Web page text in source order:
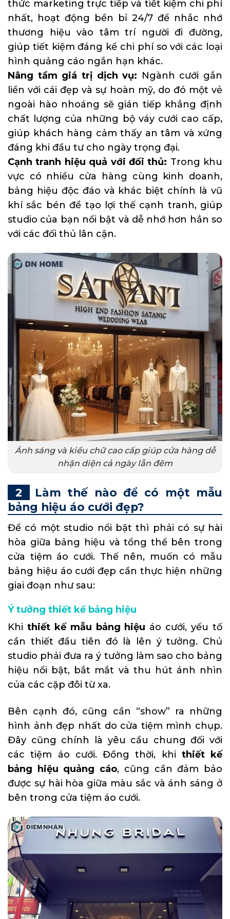
thức marketing trực tiếp và tiết kiệm chi phí
nhất, hoạt động bền bỉ 24/7 để nhắc nhớ
thương hiệu vào tâm trí người đi đường,
giúp tiết kiệm đáng kể chi phí so với các loại
hình quảng cáo ngắn hạn khác.
Nâng tầm giá trị dịch vụ: Ngành cưới gắn
liền với cái đẹp và sự hoàn mỹ, do đó một vẻ
ngoài hào nhoáng sẽ gián tiếp khẳng định
chất lượng của những bộ váy cưới cao cấp,
giúp khách hàng cảm thấy an tâm và xứng
đáng khi đầu tư cho ngày trọng đại.
Cạnh tranh hiệu quả với đối thủ: Trong khu
vực có nhiều cửa hàng cùng kinh doanh,
bảng hiệu độc đáo và khác biệt chính là vũ
khí sắc bén để tạo lợi thế cạnh tranh, giúp
studio của bạn nổi bật và dễ nhớ hơn hẳn so
với các đối thủ lân cận.
Ánh sáng và kiểu chữ cao cấp giúp cửa hàng dễ
nhận diện cả ngày lẫn đêm
Làm thế nào để có một mẫu
bảng hiệu áo cưới đẹp?
Để có một studio nổi bật thì phải có sự hài
hòa giữa bảng hiệu và tổng thể bên trong
cửa tiệm áo cưới. Thế nên, muốn có mẫu
bảng hiệu áo cưới đẹp cần thực hiện những
giai đoạn như sau:
Ý tưởng thiết kế bảng hiệu
Khi thiết kế mẫu bảng hiệu áo cưới, yếu tố
cần thiết đầu tiên đó là lên ý tưởng. Chủ
studio phải đưa ra ý tưởng làm sao cho bảng
hiệu nổi bật, bắt mắt và thu hút ánh nhìn
của các cặp đôi từ xa.
Bên cạnh đó, cũng cần “show” ra những
hình ảnh đẹp nhất do cửa tiệm mình chụp.
Đây cũng chính là yêu cầu chung đối với
các tiệm áo cưới. Đồng thời, khi thiết kế
bảng hiệu quảng cáo, cũng cần đảm bảo
được sự hài hòa giữa màu sắc và ánh sáng ở
bên trong cửa tiệm áo cưới.